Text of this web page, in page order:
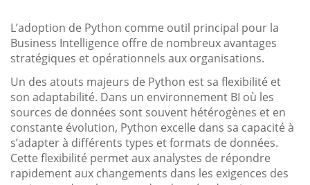
L’adoption de Python comme outil principal pour la
Business Intelligence offre de nombreux avantages
stratégiques et opérationnels aux organisations.
Un des atouts majeurs de Python est sa flexibilité et
son adaptabilité. Dans un environnement BI où les
sources de données sont souvent hétérogènes et en
constante évolution, Python excelle dans sa capacité à
s’adapter à différents types et formats de données.
Cette flexibilité permet aux analystes de répondre
rapidement aux changements dans les exigences des